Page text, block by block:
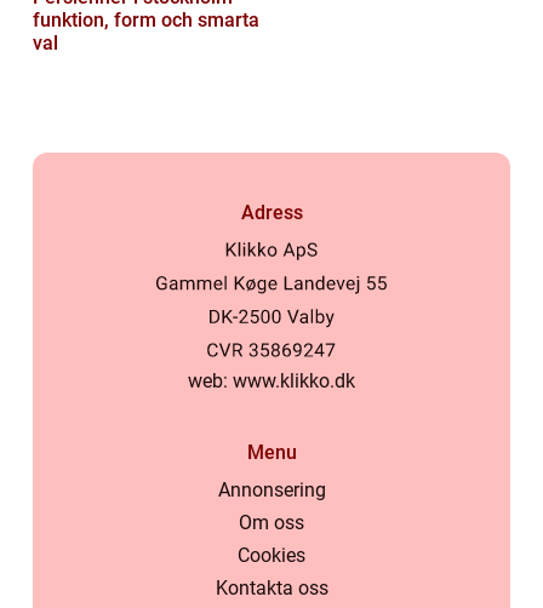
funktion, form och smarta
val
Adress
web: www.klikko.dk
Menu
Annonsering
Om oss
Cookies
Kontakta oss